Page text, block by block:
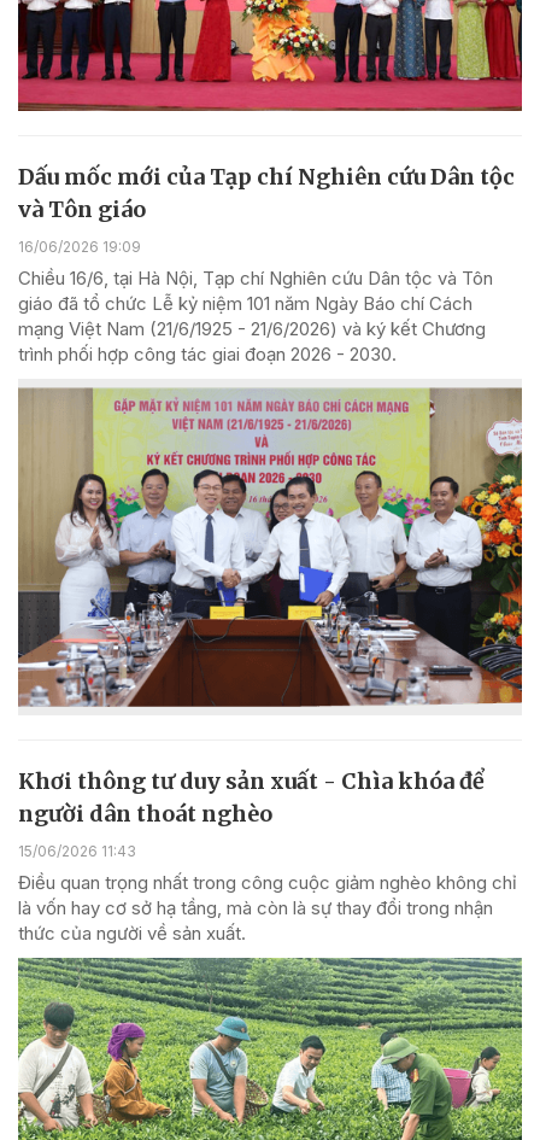
Dấu mốc mới của Tạp chí Nghiên cứu Dân tộc
và Tôn giáo
16/06/2026 19:09
Chiều 16/6, tại Hà Nội, Tạp chí Nghiên cứu Dân tộc và Tôn
giáo đã tổ chức Lễ kỷ niệm 101 năm Ngày Báo chí Cách
mạng Việt Nam (21/6/1925 - 21/6/2026) và ký kết Chương
trình phối hợp công tác giai đoạn 2026 - 2030.
Khơi thông tư duy sản xuất - Chìa khóa để
người dân thoát nghèo
15/06/2026 11:43
Điều quan trọng nhất trong công cuộc giảm nghèo không chỉ
là vốn hay cơ sở hạ tầng, mà còn là sự thay đổi trong nhận
thức của người về sản xuất.